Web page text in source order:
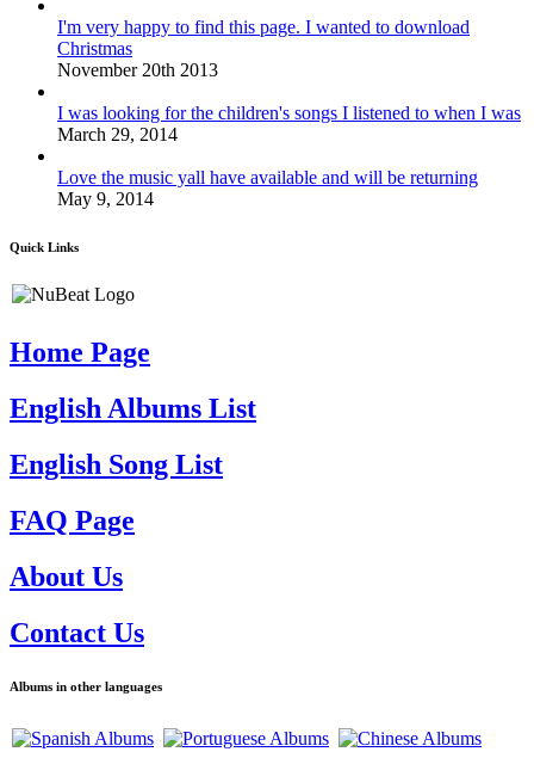
I'm very happy to find this page. I wanted to download
Christmas
November 20th 2013
I was looking for the children's songs I listened to when I was
March 29, 2014
Love the music yall have available and will be returning
May 9, 2014
Quick Links
Home Page
English Albums List
English Song List
FAQ Page
About Us
Contact Us
Albums in other languages